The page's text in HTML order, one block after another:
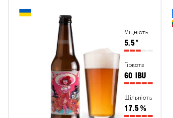
Міцність
5.5°
Гіркота
60 IBU
Щільність
17.5%